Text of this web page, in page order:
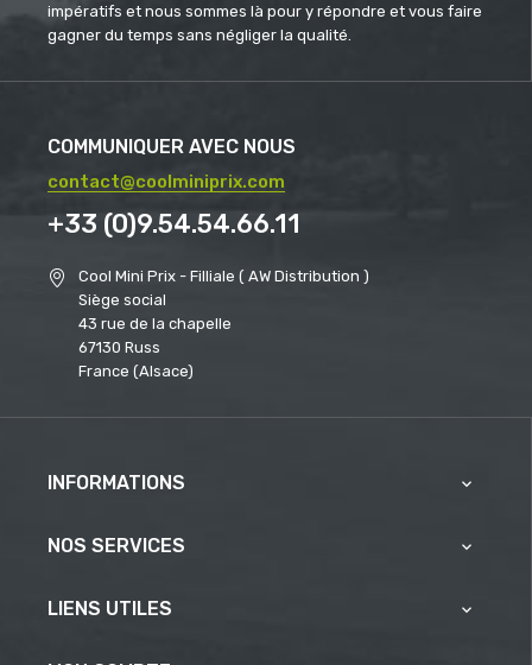
impératifs et nous sommes là pour y répondre et vous faire
gagner du temps sans négliger la qualité.
COMMUNIQUER AVEC NOUS
contact@coolminiprix.com
+33 (0)9.54.54.66.11
Cool Mini Prix - Filliale ( AW Distribution )
Siège social
43 rue de la chapelle
67130 Russ
France (Alsace)
INFORMATIONS 
NOS SERVICES 
LIENS UTILES 